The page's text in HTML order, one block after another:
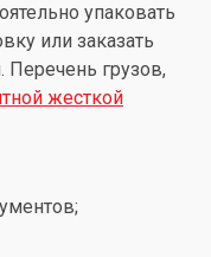
упаковать
или заказать
Перечень грузов,
жесткой